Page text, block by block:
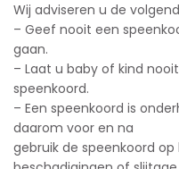
Wij adviseren u de
– Geef nooit een
gaan.
– Laat u baby of kind
speenkoord.
– Een speenkoord is
daarom voor en na
gebruik de speenkoord